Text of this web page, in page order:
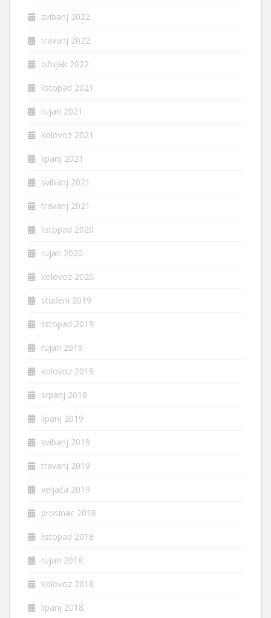
svibanj 2022
travanj 2022
ožujak 2022
listopad 2021
rujan 2021
kolovoz 2021
lipanj 2021
svibanj 2021
travanj 2021
listopad 2020
rujan 2020
kolovoz 2020
studeni 2019
listopad 2019
rujan 2019
kolovoz 2019
srpanj 2019
lipanj 2019
svibanj 2019
travanj 2019
veljača 2019
prosinac 2018
listopad 2018
rujan 2018
kolovoz 2018
lipanj 2018